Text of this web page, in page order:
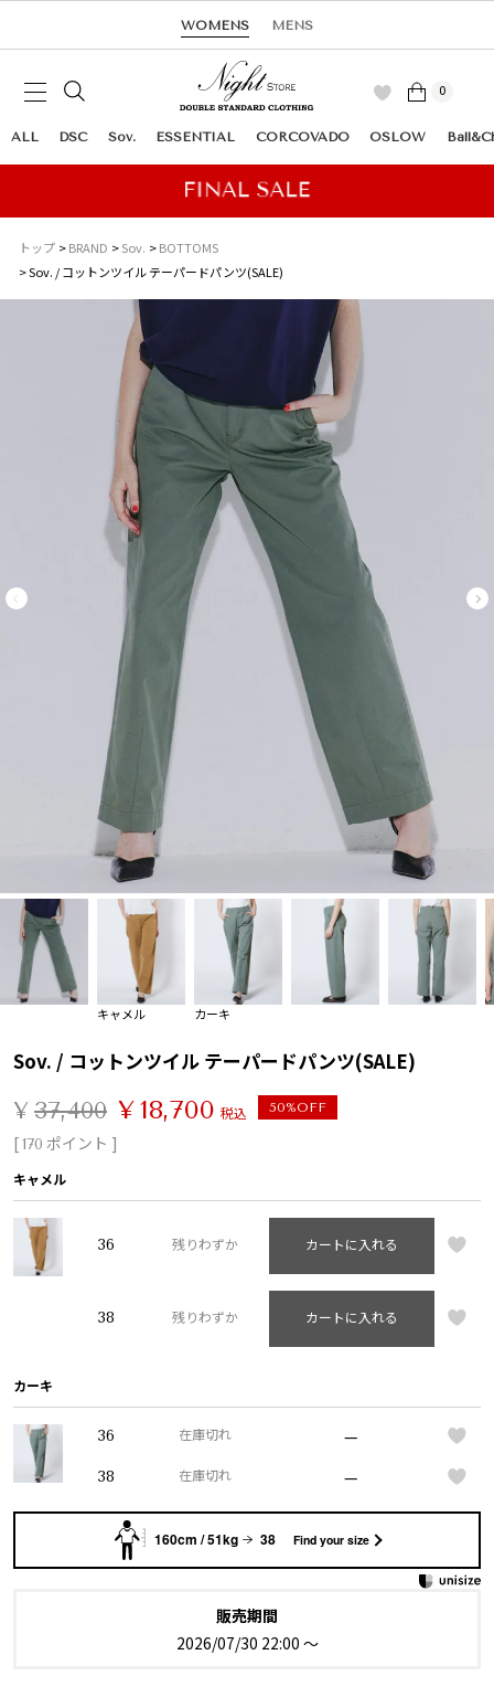
WOMENS MENS
0
ALL DSC Sov. ESSENTIAL CORCOVADO OSLOW
トップ BRAND Sov.
BOTTOMS
Sov. / コットンツイル テーパードパンツ(SALE)
キャメル カーキ
Sov. / コットンツイル テーパードパンツ(SALE)
¥ 37,400 ¥18,700 税込 50%OFF
[170 ポイント ]
キャメル
36 残りわずか カートに入れる
38 残りわずか カートに入れる
カーキ
36 在庫切れ —
38 在庫切れ —
160cm / 51kg 38 Find your size
販売期間
2026/07/30 22:00 〜